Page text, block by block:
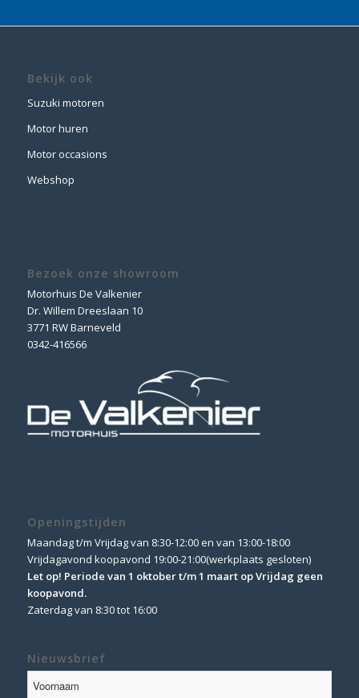
Bekijk ook
Suzuki motoren
Motor huren
Motor occasions
Webshop
Bezoek onze showroom
Motorhuis De Valkenier
Dr. Willem Dreeslaan 10
3771 RW Barneveld
0342-416566
Openingstijden
Maandag t/m Vrijdag van 8:30-12:00 en van 13:00-18:00
Vrijdagavond koopavond 19:00-21:00(werkplaats gesloten)
Let op! Periode van 1 oktober t/m 1 maart op Vrijdag geen
koopavond.
Zaterdag van 8:30 tot 16:00
Nieuwsbrief